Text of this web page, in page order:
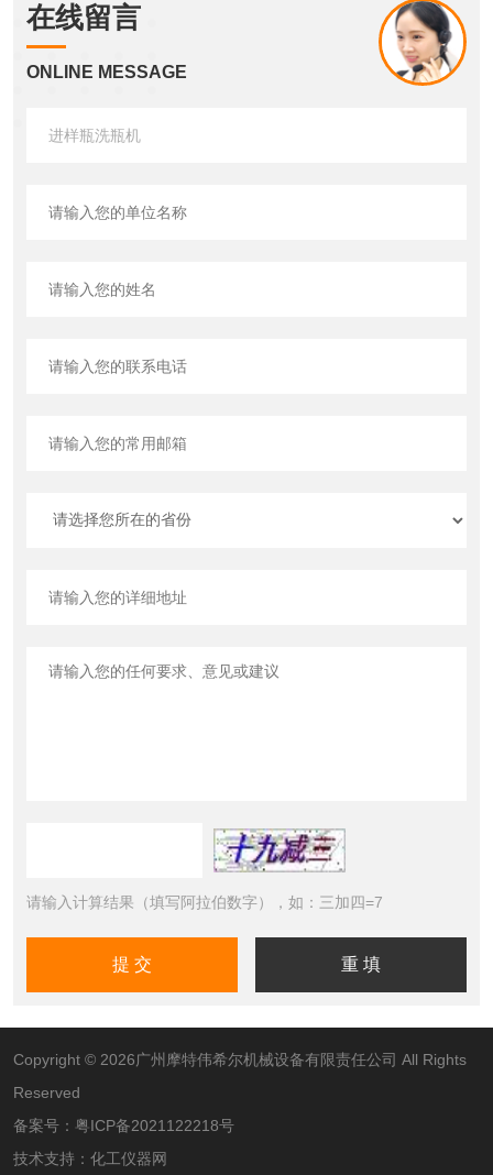
在线留言
ONLINE MESSAGE
请输入计算结果（填写阿拉伯数字），如：三加四=7
Copyright © 2026广州摩特伟希尔机械设备有限责任公司 All Rights
Reserved
备案号： 粤ICP备2021122218号
技术支持： 化工仪器网